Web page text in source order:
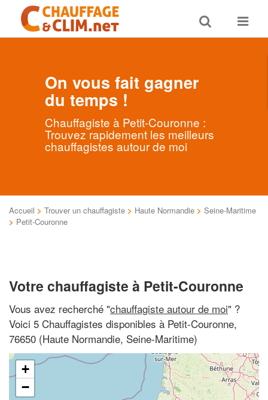
Toggle
search
Toggle
On vous fait gagner
du temps !
Chauffagiste à Petit-Couronne :
Trouvez rapidement les meilleurs
chauffagistes autour de moi
Accueil > Trouver un chauffagiste > Haute Normandie > Seine-Maritime
> Petit-Couronne
Votre chauffagiste à Petit-Couronne
Vous avez recherché "chauffagiste autour de moi" ?
Voici 5 Chauffagistes disponibles à Petit-Couronne,
76650 (Haute Normandie, Seine-Maritime)
+
−